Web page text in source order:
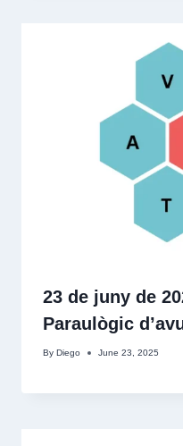
23 de juny de
Paraulògic
By Diego June 23, 2025